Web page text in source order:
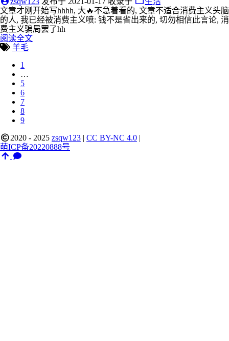
文章才刚开始写hhhh, 大🔥不急着看的, 文章不适合消费主义头脑
的人, 我已经被消费主义喷: 钱不是省出来的, 切勿相信此言论, 消
费主义骗局罢了hh
阅读全文
羊毛
1
…
5
6
7
8
9
2020 - 2025 zsqw123 | CC BY-NC 4.0 |
萌ICP备20220888号